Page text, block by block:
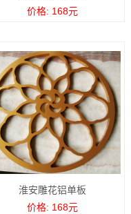
价格: 168元
淮安雕花铝单板
价格: 168元